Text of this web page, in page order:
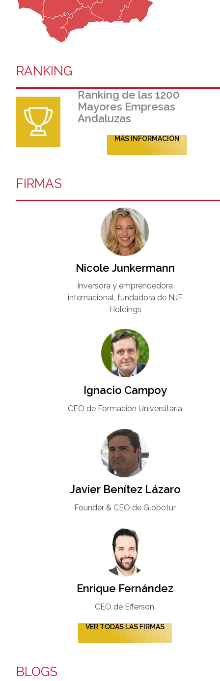
RANKING
Ranking de las 1200
Mayores Empresas
Andaluzas
MÁS INFORMACIÓN
FIRMAS
Nicole Junkermann​
Inversora y emprendedora
internacional, fundadora de NJF
Holdings
Ignacio Campoy​
CEO de Formación Universitaria​
Javier Benítez Lázaro
Founder & CEO de Globotur​
Enrique Fernández
CEO de Efferson.
VER TODAS LAS FIRMAS
BLOGS